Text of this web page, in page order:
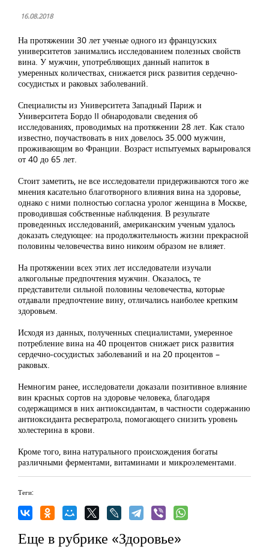
16.08.2018
На протяжении 30 лет ученые одного из французских
университетов занимались исследованием полезных свойств
вина. У мужчин, употребляющих данный напиток в
умеренных количествах, снижается риск развития сердечно-
сосудистых и раковых заболеваний.
Специалисты из Университета Западный Париж и
Университета Бордо II обнародовали сведения об
исследованиях, проводимых на протяжении 28 лет. Как стало
известно, поучаствовать в них довелось 35.000 мужчин,
проживающим во Франции. Возраст испытуемых варьировался
от 40 до 65 лет.
Стоит заметить, не все исследователи придерживаются того же
мнения касательно благотворного влияния вина на здоровье,
однако с ними полностью согласна уролог женщина в Москве,
проводившая собственные наблюдения. В результате
проведенных исследований, американским ученым удалось
доказать следующее: на продолжительность жизни прекрасной
половины человечества вино никоим образом не влияет.
На протяжении всех этих лет исследователи изучали
алкогольные предпочтения мужчин. Оказалось, те
представители сильной половины человечества, которые
отдавали предпочтение вину, отличались наиболее крепким
здоровьем.
Исходя из данных, полученных специалистами, умеренное
потребление вина на 40 процентов снижает риск развития
сердечно-сосудистых заболеваний и на 20 процентов –
раковых.
Немногим ранее, исследователи доказали позитивное влияние
вин красных сортов на здоровье человека, благодаря
содержащимся в них антиоксидантам, в частности содержанию
антиоксиданта ресвератрола, помогающего снизить уровень
холестерина в крови.
Кроме того, вина натурального происхождения богаты
различными ферментами, витаминами и микроэлементами.
Теги:
Еще в рубрике «Здоровье»